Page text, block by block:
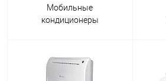
Мобильные
кондиционеры